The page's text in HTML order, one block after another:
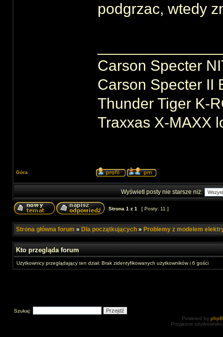
podgrzac, wtedy
Carson Specter
Carson Specter II
Thunder Tiger K-
Traxxas X-MAXX
Góra
Wyświetl posty nie starsze niż:
Strona 1 z 1 [ Posty: 11 ]
Strona główna forum » Dla początkujących » Problemy z modelem
Kto przegląda forum
Użytkownicy przeglądający ten dział: Brak zidentyfikowanych użytkowników i 6 gości
Szukaj:
Powered by
Przyjazne